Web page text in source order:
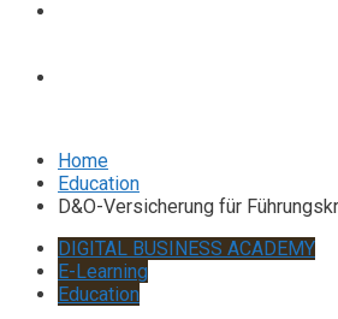
Home
Education
D&O-Versicherung für
DIGITAL BUSINESS ACADEMY
E-Learning
Education